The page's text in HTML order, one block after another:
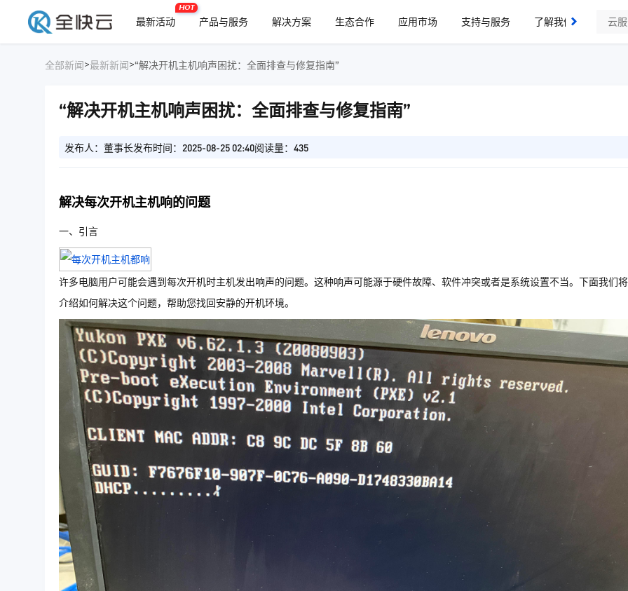
最新活动
HOT
产品与服务 解决方案 生态合作 应用市场 支持与服务 了解我们
全部新闻>最新新闻>“解决开机主机响声困扰：全面排查与修复指南”
“解决开机主机响声困扰：全面排查与修复指南”
发布人：董事长发布时间：2025-08-25 02:40阅读量：435
解决每次开机主机响的问题
一、引言
许多电脑用户可能会遇到每次开机时主机发出响声的问题。这种响声可能源于硬件故障、软件冲突或者是系统设置不当。下面我们
介绍如何解决这个问题，帮助您找回安静的开机环境。